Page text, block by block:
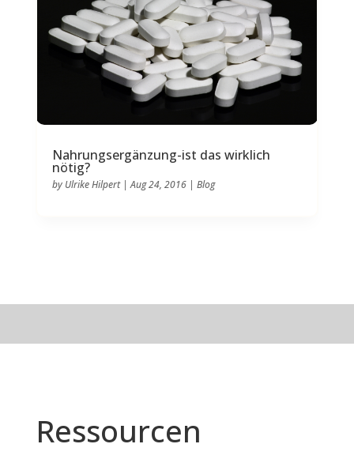
Nahrungsergänzung-ist das wirklich
nötig?
by Ulrike Hilpert|Aug 24, 2016| Blog
Ressourcen